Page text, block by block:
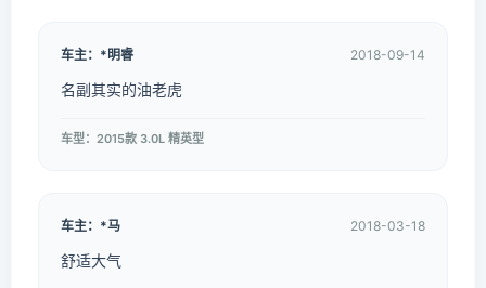
车主：*明睿 2018-09-14
名副其实的油老虎
车型：2015款 3.0L 精英型
车主：*马 2018-03-18
舒适大气